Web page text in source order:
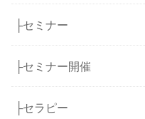
├セミナー
├セミナー開催
├セラピー